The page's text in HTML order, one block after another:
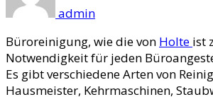
admin
Büroreinigung, wie die von Holte ist
Notwendigkeit für jeden
Es gibt verschiedene Arten von
Hausmeister, Kehrmaschinen,